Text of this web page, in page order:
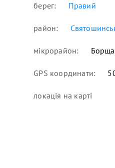
берег: Правий
район:
мікрорайон:
GPS координати:
локація на карті